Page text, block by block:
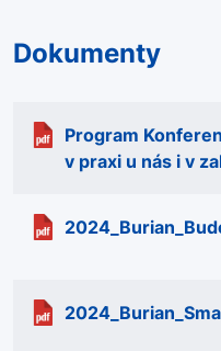
Dokumenty
Program
v praxi u nás i v